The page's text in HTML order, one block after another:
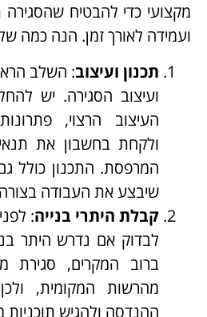
מקצועי כדי להבטיח
ועמידה לאורך זמן. הנה כמה
תכנון ועיצוב: השלב
ועיצוב הסגירה. יש
העיצוב הרצוי,
ולקחת בחשבון את
המרפסת. התכנון כולל
שיבצע את העבודה
קבלת היתרי בנייה:
לבדוק אם נדרש היתר
ברוב המקרים, סגירת
מהרשות המקומית,
ההנדסה ולהגיש תוכניות